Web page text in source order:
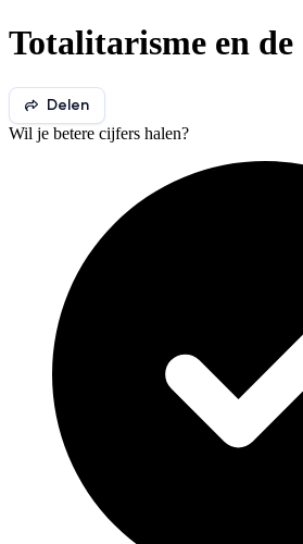
Totalitarisme en de
Delen
Wil je betere cijfers halen?